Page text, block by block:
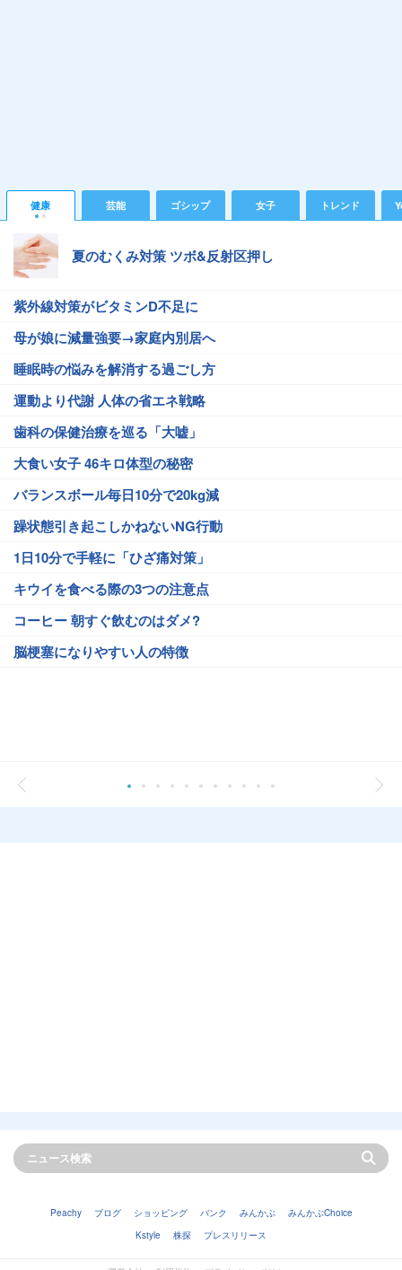
健康 芸能 ゴシップ 女子 トレンド
夏のむくみ対策 ツボ&反射区押し
紫外線対策がビタミンD不足に
母が娘に減量強要→家庭内別居へ
睡眠時の悩みを解消する過ごし方
運動より代謝 人体の省エネ戦略
歯科の保健治療を巡る「大嘘」
大食い女子 46キロ体型の秘密
バランスボール毎日10分で20kg減
躁状態引き起こしかねないNG行動
1日10分で手軽に「ひざ痛対策」
キウイを食べる際の3つの注意点
コーヒー 朝すぐ飲むのはダメ?
脳梗塞になりやすい人の特徴
Peachy ブログ ショッピング バンク みんかぶ
みんかぶChoice
Kstyle
株探 プレスリリース